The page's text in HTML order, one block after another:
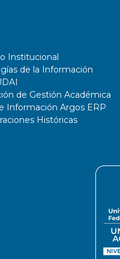
Institucional
de la Información
de Gestión Académica
Información Argos ERP
Históricas